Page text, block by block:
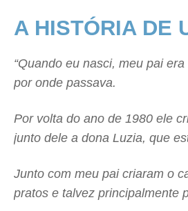
A HISTÓRIA DE
“Quando eu nasci, meu pai
por onde passava.
Por volta do ano de 1980 ele
junto dele a dona Luzia, que
Junto com meu pai criaram o
pratos e talvez principalmente